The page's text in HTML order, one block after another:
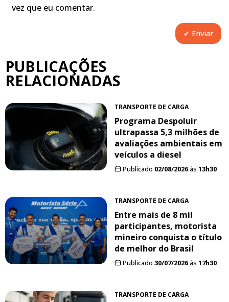
vez que eu comentar.
PUBLICAÇÕES
RELACIONADAS
TRANSPORTE DE CARGA
Programa Despoluir
ultrapassa 5,3 milhões de
avaliações ambientais em
veículos a diesel
Publicado 02/08/2026às 13h30
TRANSPORTE DE CARGA
Entre mais de 8 mil
participantes, motorista
mineiro conquista o título
de melhor do Brasil
Publicado 30/07/2026às 17h30
TRANSPORTE DE CARGA